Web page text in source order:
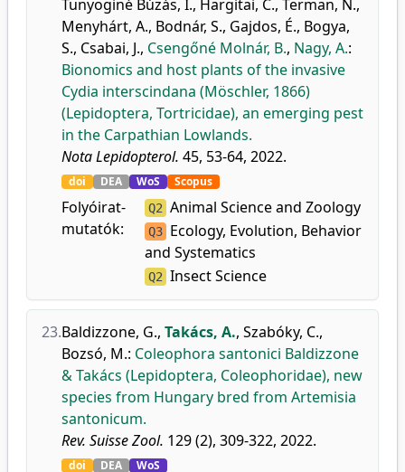
Tunyoginé Búzás, I., Hargitai, C., Terman, N.,
Menyhárt, A., Bodnár, S., Gajdos, É., Bogya,
S., Csabai, J., Csengőné Molnár, B., Nagy, A.:
Bionomics and host plants of the invasive
Cydia interscindana (Möschler, 1866)
(Lepidoptera, Tortricidae), an emerging pest
in the Carpathian Lowlands.
Nota Lepidopterol. 45, 53-64, 2022.
doi DEA WoS Scopus
Folyóirat-
mutatók:
Q2 Animal Science and Zoology
Q3 Ecology, Evolution, Behavior
and Systematics
Q2 Insect Science
23.Baldizzone, G., Takács, A., Szabóky, C.,
Bozsó, M.: Coleophora santonici Baldizzone
& Takács (Lepidoptera, Coleophoridae), new
species from Hungary bred from Artemisia
santonicum.
Rev. Suisse Zool. 129 (2), 309-322, 2022.
doi DEA WoS